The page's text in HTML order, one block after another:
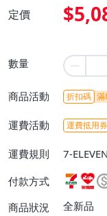
定價
數量
商品活動 折扣碼
運費活動 運費抵用券
運費規則
7-
或消費
不付款
運費$60
付款方式
商品狀況
全新品